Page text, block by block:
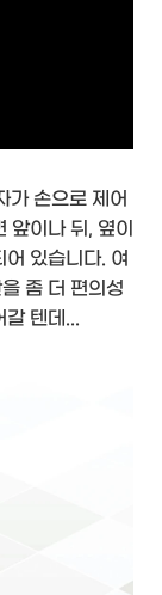
가 손으로 제어
앞이나 뒤, 옆이
있습니다. 여
좀 더 편의성
갈 텐데...